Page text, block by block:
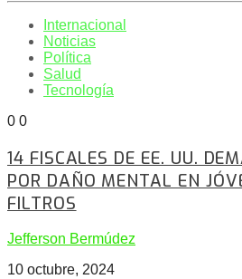
Internacional
Noticias
Política
Salud
Tecnología
0 0
14 FISCALES DE EE. UU.
POR DAÑO MENTAL EN
FILTROS
Jefferson Bermúdez
10 octubre, 2024